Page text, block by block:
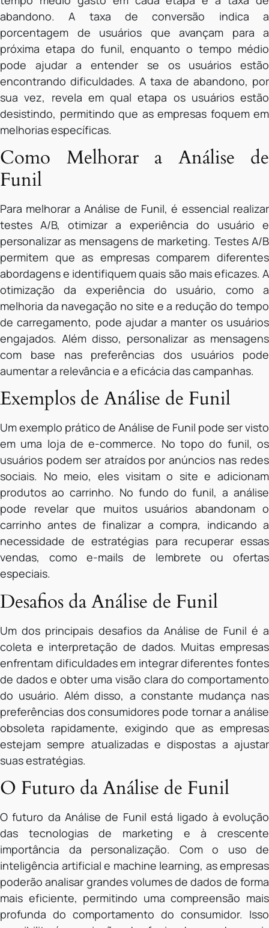
abandono. A taxa de conversão indica a
porcentagem de usuários que avançam para a
próxima etapa do funil, enquanto o tempo médio
pode ajudar a entender se os usuários estão
encontrando dificuldades. A taxa de abandono, por
sua vez, revela em qual etapa os usuários estão
desistindo, permitindo que as empresas foquem em
melhorias específicas.
Como Melhorar a Análise de
Funil
Para melhorar a Análise de Funil, é essencial realizar
testes A/B, otimizar a experiência do usuário e
personalizar as mensagens de marketing. Testes A/B
permitem que as empresas comparem diferentes
abordagens e identifiquem quais são mais eficazes. A
otimização da experiência do usuário, como a
melhoria da navegação no site e a redução do tempo
de carregamento, pode ajudar a manter os usuários
engajados. Além disso, personalizar as mensagens
com base nas preferências dos usuários pode
aumentar a relevância e a eficácia das campanhas.
Exemplos de Análise de Funil
Um exemplo prático de Análise de Funil pode ser visto
em uma loja de e-commerce. No topo do funil, os
usuários podem ser atraídos por anúncios nas redes
sociais. No meio, eles visitam o site e adicionam
produtos ao carrinho. No fundo do funil, a análise
pode revelar que muitos usuários abandonam o
carrinho antes de finalizar a compra, indicando a
necessidade de estratégias para recuperar essas
vendas, como e-mails de lembrete ou ofertas
especiais.
Desafios da Análise de Funil
Um dos principais desafios da Análise de Funil é a
coleta e interpretação de dados. Muitas empresas
enfrentam dificuldades em integrar diferentes fontes
de dados e obter uma visão clara do comportamento
do usuário. Além disso, a constante mudança nas
preferências dos consumidores pode tornar a análise
obsoleta rapidamente, exigindo que as empresas
estejam sempre atualizadas e dispostas a ajustar
suas estratégias.
O Futuro da Análise de Funil
O futuro da Análise de Funil está ligado à evolução
das tecnologias de marketing e à crescente
importância da personalização. Com o uso de
inteligência artificial e machine learning, as empresas
poderão analisar grandes volumes de dados de forma
mais eficiente, permitindo uma compreensão mais
profunda do comportamento do consumidor. Isso